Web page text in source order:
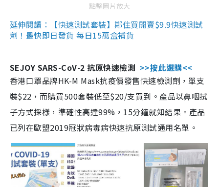
點擊圖片放大
延伸閱讀：【快速測試套裝】鄰住買開賣$9.9快速測試
劑！最快即日發貨 每日15萬盒補貨
SEJOY SARS-CoV-2 抗原快速檢測 >>按此選購<<
香港口罩品牌HK-M Mask抗疫價發售快速檢測劑，單支
裝$22，而購買500套裝低至$20/支買到。產品以鼻咽拭
子方式採樣，準確性高達99%，15分鐘就知結果。產品
已列在歐盟2019冠狀病毒病快速抗原測試通用名單。